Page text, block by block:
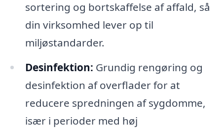
sortering og bortskaffelse af affald, så
din virksomhed lever op til
miljøstandarder.
Desinfektion: Grundig rengøring og
desinfektion af overflader for at
reducere spredningen af sygdomme,
især i perioder med høj